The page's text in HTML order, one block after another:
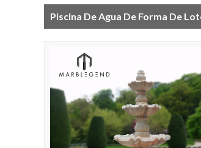
Piscina De Agua De Forma De